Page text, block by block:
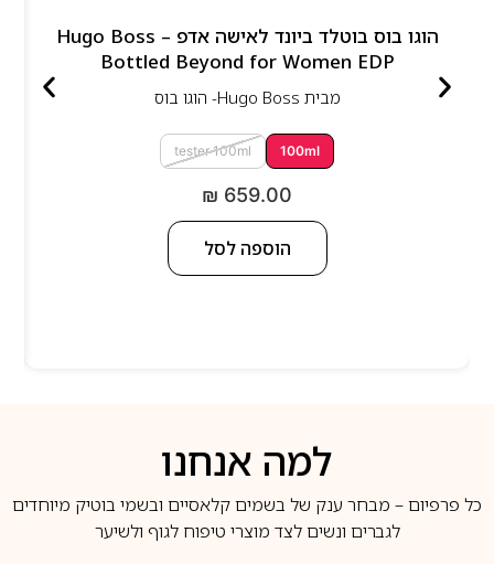
הוגו בוס בוטלד ביונד לאישה אדפ – Hugo Boss
Bottled Beyond for Women EDP
מבית Hugo Boss- הוגו בוס
100ml
tester 100ml
₪ 659.00
הוספה לסל
למה אנחנו
כל פרפיום – מבחר ענק של בשמים קלאסיים ובשמי בוטיק מיוחדים
לגברים ונשים לצד מוצרי טיפוח לגוף ולשיער